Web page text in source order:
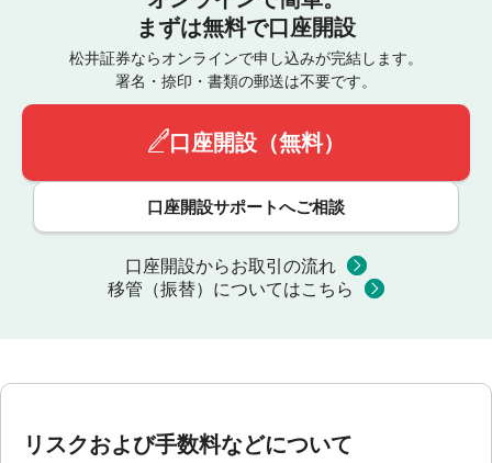
まずは無料で口座開設
松井証券ならオンラインで申し込みが完結します。
署名・捺印・書類の郵送は不要です。
口座開設（無料）
口座開設サポートへご相談
口座開設からお取引の流れ
移管（振替）についてはこちら
リスクおよび手数料などについて